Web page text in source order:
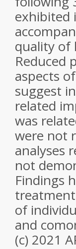
exhibited
quality of
Reduced
aspects
suggest
related
was
were not
analyses
not
Findings
of
and
(c) 2021